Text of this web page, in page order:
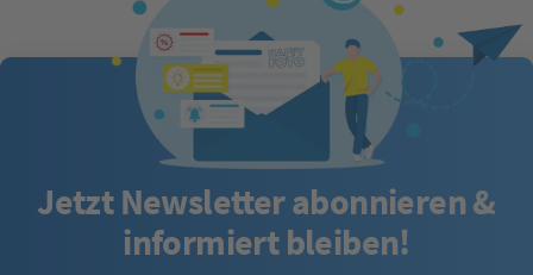
Jetzt Newsletter abonnieren &
informiert bleiben!